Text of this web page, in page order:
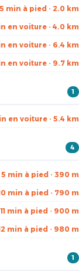
min à pied · 2.0 km
en voiture · 4.0 km
en voiture · 6.4 km
en voiture · 9.7 km
1
en voiture · 5.4 km
4
5 min à pied · 390 m
min à pied · 790 m
11 min à pied · 900 m
min à pied · 980 m
1